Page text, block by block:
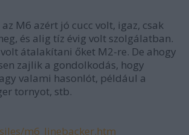
az M6 azért jó cucc volt, igaz, csak
és alig tíz évig volt szolgálatban.
átalakítani őket M2-re. De ahogy
zajlik a gondolkodás, hogy
valami hasonlót, például a
tornyot, stb.
m6_linebacker.htm